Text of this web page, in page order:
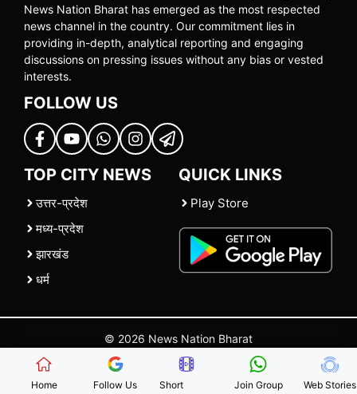
News Nation Bharat has emerged as the most respected
news channel in the country. Our commitment lies in
providing in-depth, analytical reporting and engaging
discussions on pressing issues without any bias or vested
interests.
FOLLOW US
TOP CITY NEWS
उत्तर-प्रदेश
मध्य-प्रदेश
झारखंड
धर्म
QUICK LINKS
Play Store
© 2026 News Nation Bharat
| |Contact Us |Policies Terms and Conditions
Home Follow Us Short Join Group Web Stories